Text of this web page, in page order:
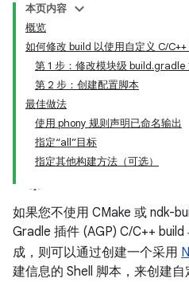
本页内容
概览
如何修改 build 以使用自定义 C/
第 1 步：修改模块级
第 2 步：创建配置脚本
最佳做法
使用 phony 规则声明已命名输出
指定“all”目标
指定其他构建方法（可选）
如果您不使用 CMake 或 ndk-
Gradle 插件 (AGP) C/C++
成，则可以通过创建一个采用
建信息的 Shell 脚本，来创建自